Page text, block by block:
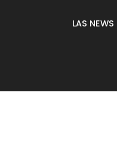
LAS NEWS